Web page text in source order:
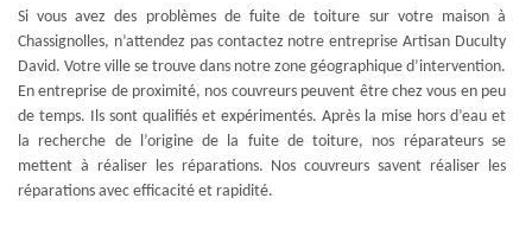
Si vous avez des problèmes de fuite de toiture sur votre maison à
Chassignolles, n’attendez pas contactez notre entreprise Artisan Duculty
David. Votre ville se trouve dans notre zone géographique d’intervention.
En entreprise de proximité, nos couvreurs peuvent être chez vous en peu
de temps. Ils sont qualifiés et expérimentés. Après la mise hors d’eau et
la recherche de l’origine de la fuite de toiture, nos réparateurs se
mettent à réaliser les réparations. Nos couvreurs savent réaliser les
réparations avec efficacité et rapidité.